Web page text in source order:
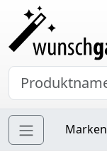
Marken